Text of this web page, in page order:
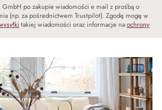
po zakupie wiadomości e mail z prośbą o
(np. za pośrednictwem Trustpilot). Zgodę mogę w
takiej wiadomości oraz informacje naochrony